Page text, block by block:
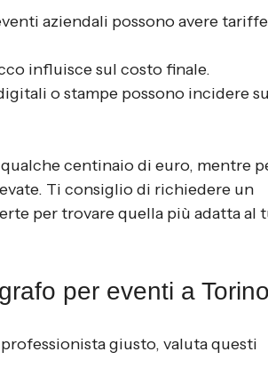
aziendali possono avere tariffe
influisce sul costo finale.
o stampe possono incidere
centinaio di euro, mentre
Ti consiglio di richiedere un
per trovare quella più adatta al
per eventi a Torino
giusto, valuta questi